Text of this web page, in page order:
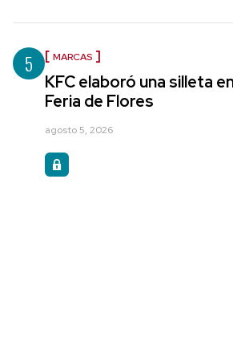
5 MARCAS
KFC elaboró una silleta
Feria de Flores
agosto 5, 2026